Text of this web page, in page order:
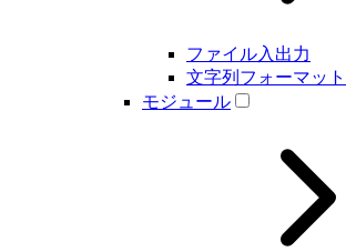
ファイル入出力
文字列フォーマット
モジュール